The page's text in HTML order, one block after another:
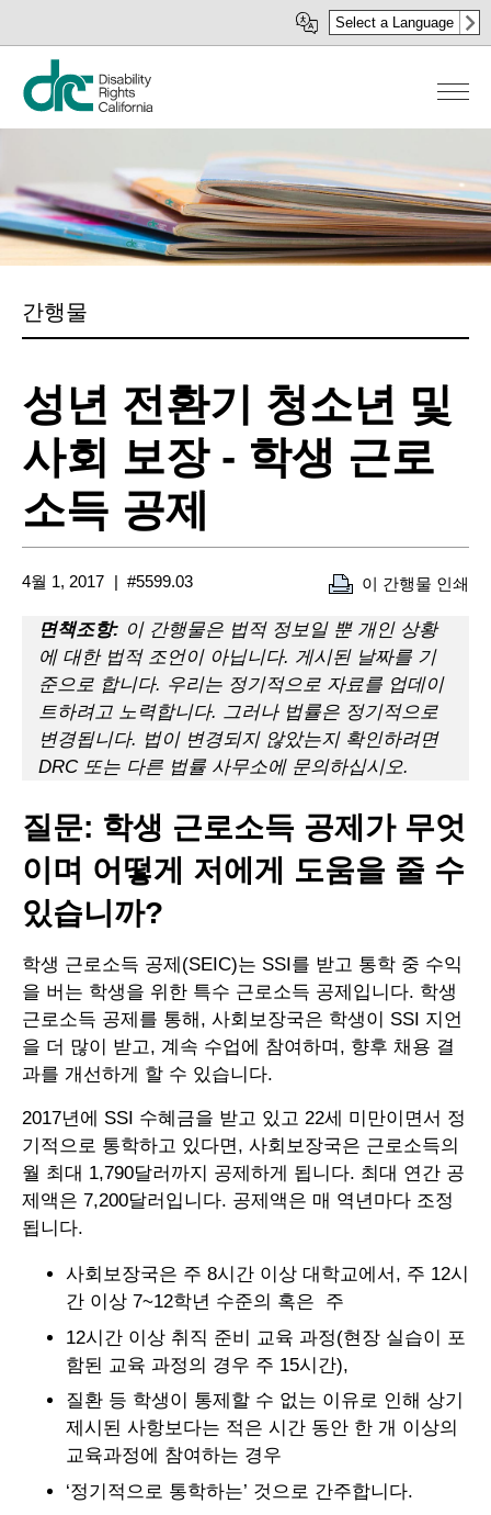
요
츠
너
뛰
기
Select a Language
간행물
성년 전환기 청소년 및
사회 보장 - 학생 근로
소득 공제
4월 1, 2017 #5599.03 이 간행물 인쇄
면책조항: 이 간행물은 법적 정보일 뿐 개인 상황
에 대한 법적 조언이 아닙니다. 게시된 날짜를 기
준으로 합니다. 우리는 정기적으로 자료를 업데이
트하려고 노력합니다. 그러나 법률은 정기적으로
변경됩니다. 법이 변경되지 않았는지 확인하려면
DRC 또는 다른 법률 사무소에 문의하십시오.
질문: 학생 근로소득 공제가 무엇
이며 어떻게 저에게 도움을 줄 수
있습니까?
학생 근로소득 공제(SEIC)는 SSI를 받고 통학 중 수익
을 버는 학생을 위한 특수 근로소득 공제입니다. 학생
근로소득 공제를 통해, 사회보장국은 학생이 SSI 지언
을 더 많이 받고, 계속 수업에 참여하며, 향후 채용 결
과를 개선하게 할 수 있습니다.
2017년에 SSI 수혜금을 받고 있고 22세 미만이면서 정
기적으로 통학하고 있다면, 사회보장국은 근로소득의
월 최대 1,790달러까지 공제하게 됩니다. 최대 연간 공
제액은 7,200달러입니다. 공제액은 매 역년마다 조정
됩니다.
사회보장국은 주 8시간 이상 대학교에서, 주 12시
간 이상 7~12학년 수준의 혹은 주
12시간 이상 취직 준비 교육 과정(현장 실습이 포
함된 교육 과정의 경우 주 15시간),
질환 등 학생이 통제할 수 없는 이유로 인해 상기
제시된 사항보다는 적은 시간 동안 한 개 이상의
교육과정에 참여하는 경우
‘정기적으로 통학하는’ 것으로 간주합니다.